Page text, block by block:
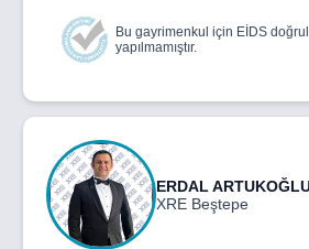
Bu gayrimenkul için EİDS
yapılmamıştır.
ERDAL
XRE Beştepe